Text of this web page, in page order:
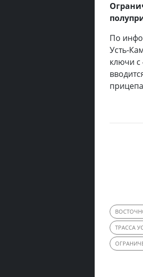
По
Усть-
ключи с
ТРАССА